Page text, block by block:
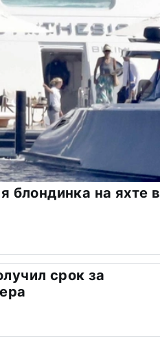
блондинка на яхте в
срок за